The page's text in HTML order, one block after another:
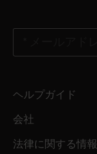
ヘルプガイド
会社
法律に関する情報